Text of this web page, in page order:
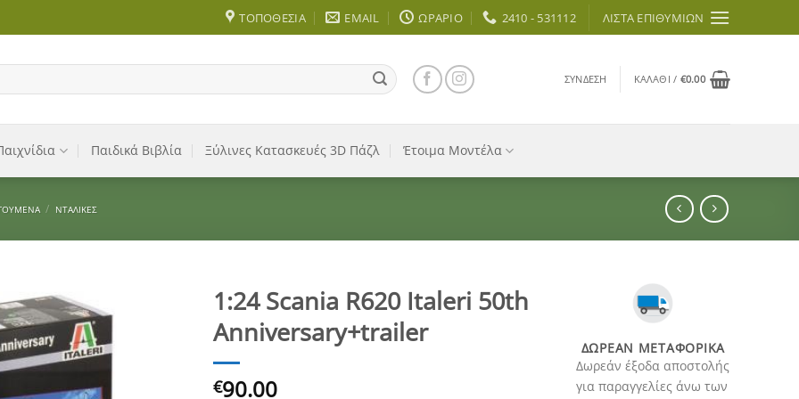
ΤΟΠΟΘΕΣΊΑ EMAIL ΩΡΆΡΙΟ 2410 - 531112 ΛΊΣΤΑ ΕΠΙΘΥΜΙΏΝ
ΣΎΝΔΕΣΗ ΚΑΛΆΘΙ / €0.00
Παιδικά Βιβλία Ξύλινες Κατασκευές 3D Πάζλ Έτοιμα Μοντέλα
/ ΝΤΑΛΊΚΕΣ
1:24 Scania R620 Italeri 50th
Anniversary+trailer
€90.00
ΔΩΡΕΆΝ ΜΕΤΑΦΟΡΙΚΆ
Δωρεάν έξοδα αποστολής
για παραγγελίες άνω των